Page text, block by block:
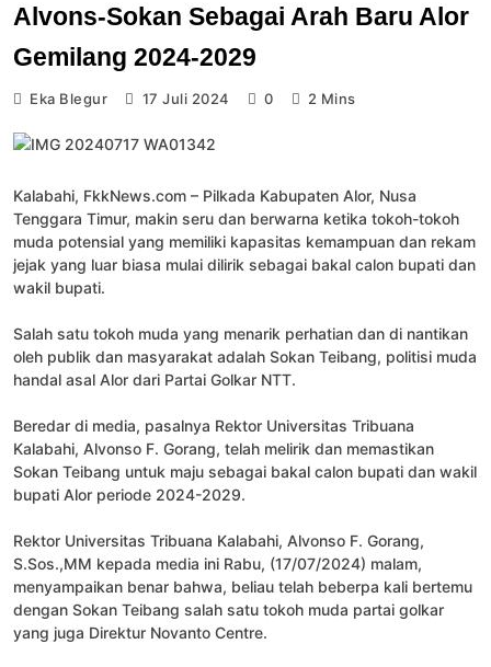
Alvons-Sokan Sebagai Arah Baru Alor
Gemilang 2024-2029
Eka Blegur 17 Juli 2024 0 2 Mins
Kalabahi, FkkNews.com – Pilkada Kabupaten Alor, Nusa
Tenggara Timur, makin seru dan berwarna ketika tokoh-tokoh
muda potensial yang memiliki kapasitas kemampuan dan rekam
jejak yang luar biasa mulai dilirik sebagai bakal calon bupati dan
wakil bupati.
Salah satu tokoh muda yang menarik perhatian dan di nantikan
oleh publik dan masyarakat adalah Sokan Teibang, politisi muda
handal asal Alor dari Partai Golkar NTT.
Beredar di media, pasalnya Rektor Universitas Tribuana
Kalabahi, Alvonso F. Gorang, telah melirik dan memastikan
Sokan Teibang untuk maju sebagai bakal calon bupati dan wakil
bupati Alor periode 2024-2029.
Rektor Universitas Tribuana Kalabahi, Alvonso F. Gorang,
S.Sos.,MM kepada media ini Rabu, (17/07/2024) malam,
menyampaikan benar bahwa, beliau telah beberpa kali bertemu
dengan Sokan Teibang salah satu tokoh muda partai golkar
yang juga Direktur Novanto Centre.